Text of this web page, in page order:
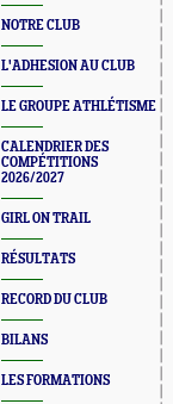
NOTRE CLUB
L'ADHESION AU CLUB
LE GROUPE ATHLÉTISME
CALENDRIER DES
COMPÉTITIONS
2026/2027
GIRL ON TRAIL
RÉSULTATS
RECORD DU CLUB
BILANS
LES FORMATIONS